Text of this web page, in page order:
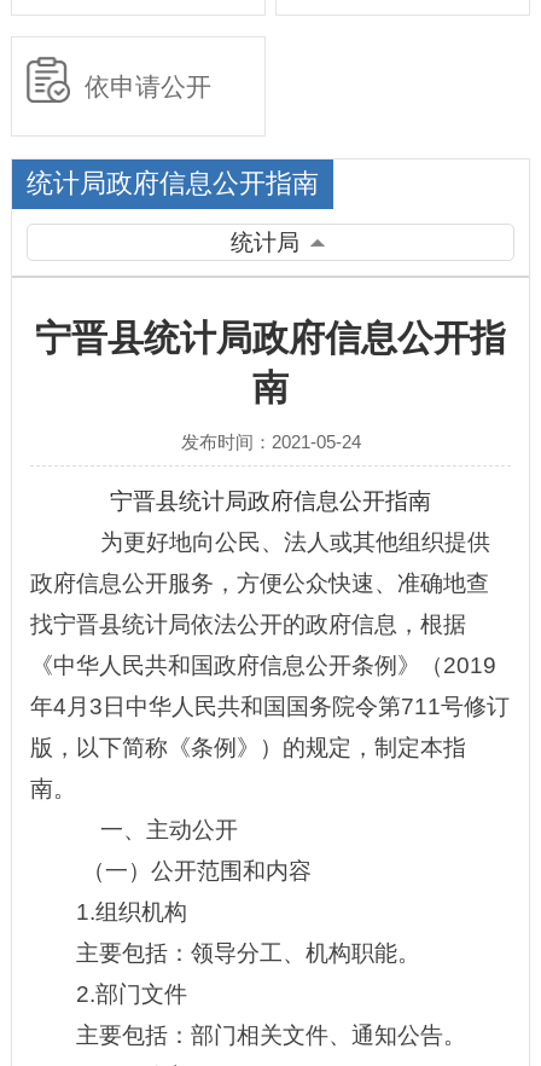
依申请公开
统计局政府信息公开指南
统计局
宁晋县统计局政府信息公开指
南
发布时间：2021-05-24
宁晋县统计局政府信息公开指南
为更好地向公民、法人或其他组织提供
政府信息公开服务，方便公众快速、准确地查
找宁晋县统计局依法公开的政府信息，根据
《中华人民共和国政府信息公开条例》（2019
年4月3日中华人民共和国国务院令第711号修订
版，以下简称《条例》）的规定，制定本指
南。
一、主动公开
（一）公开范围和内容
1.组织机构
主要包括：领导分工、机构职能。
2.部门文件
主要包括：部门相关文件、通知公告。